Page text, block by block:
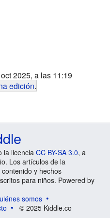
2025, a las 11:19
edición.
la licencia CC BY-SA 3.0, a
Los artículos de la
y hechos
para niños. Powered by
somos
© 2025 Kiddle.co